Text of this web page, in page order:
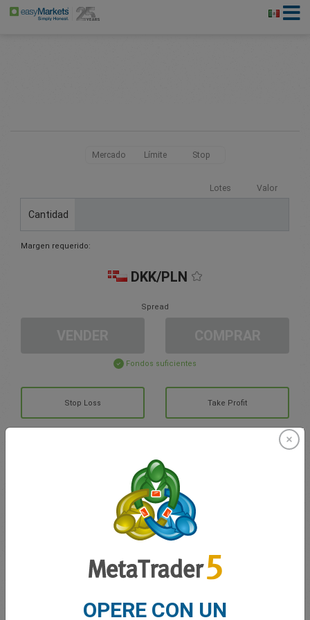
Mercado Límite Stop
Lotes Valor
Cantidad
Margen requerido:
DKK/PLN
Spread
Fondos suficientes
Stop Loss Take Profit
Cree una cuenta de trading
OPERE CON UN